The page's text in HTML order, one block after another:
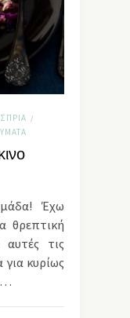
/
Έχω
θρεπτική
τις
κυρίως